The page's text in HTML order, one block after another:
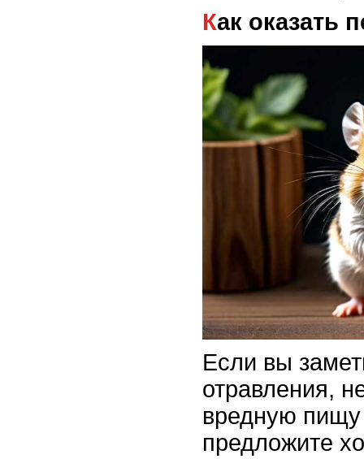
Как
Если вы
отравления,
вредную пищу
предложите